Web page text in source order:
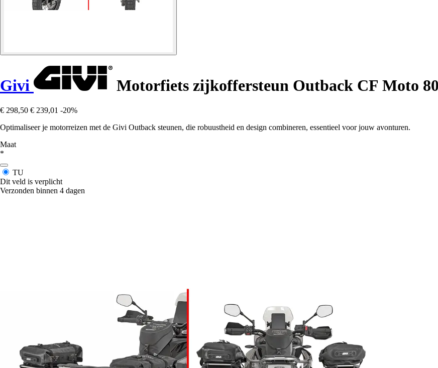
Givi Motorfiets zijkoffersteun Outback CF Moto
€ 298,50 € 239,01 -20%
Optimaliseer je motorreizen met de Givi Outback steunen, die robuustheid en design combineren, essentieel voor jouw avonturen.
Maat
*
TU
Dit veld is verplicht
Verzonden binnen 4 dagen